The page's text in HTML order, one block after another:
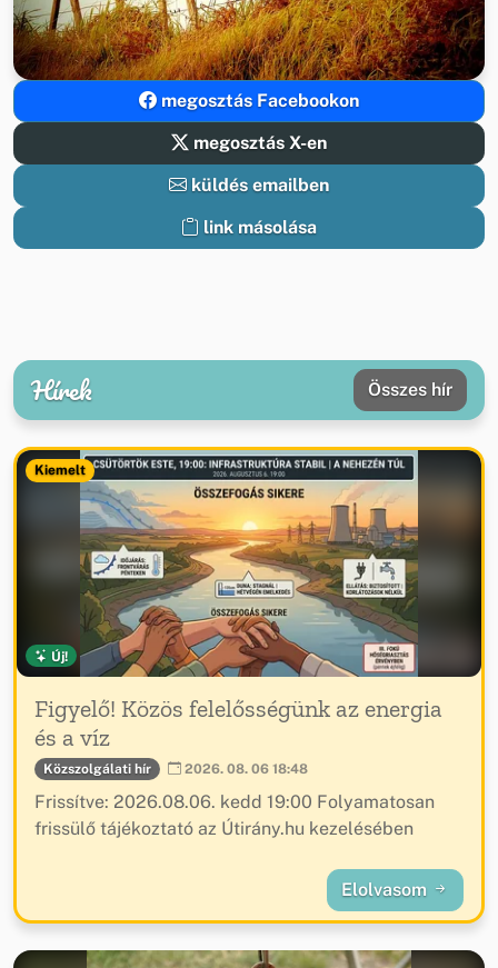
megosztás Facebookon
megosztás X-en
küldés emailben
link másolása
Hírek Összes hír
Kiemelt
Új!
Figyelő! Közös felelősségünk az energia
és a víz
Közszolgálati hír 2026. 08. 06 18:48
Frissítve: 2026.08.06. kedd 19:00 Folyamatosan
frissülő tájékoztató az Útirány.hu kezelésében
Elolvasom